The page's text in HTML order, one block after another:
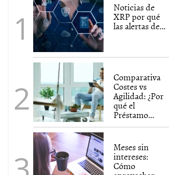
Noticias de
XRP por qué
las alertas de...
Comparativa
Costes vs
Agilidad: ¿Por
qué el
Préstamo...
Meses sin
intereses:
Cómo